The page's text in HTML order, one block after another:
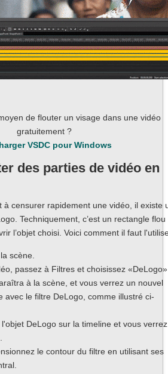
de flouter un visage dans une vidéo
gratuitement ?
VSDC pour Windows
des parties de vidéo en
à censurer rapidement une vidéo, il existe
Techniquement, c’est un rectangle flou
l’objet choisi. Voici comment il faut
scène.
passez à Filtres et choisissez
à la scène, et vous verrez un nouvel
avec le filtre DeLogo, comme illustré ci-
DeLogo sur la timeline et vous
le contour du filtre en utilisant ses